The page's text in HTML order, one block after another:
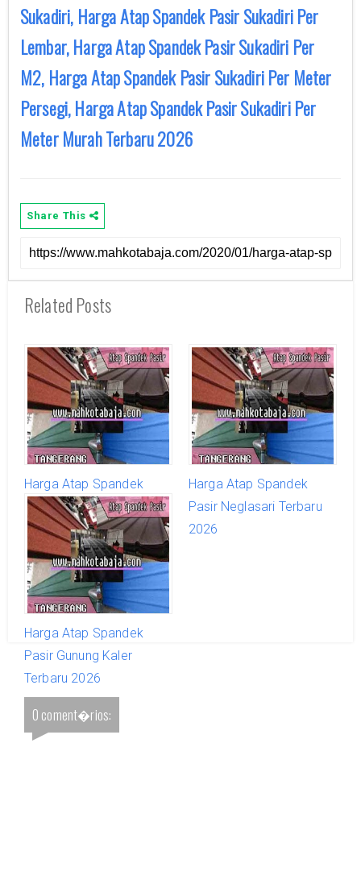
Sukadiri, Harga Atap Spandek Pasir Sukadiri Per
Lembar, Harga Atap Spandek Pasir Sukadiri Per
M2, Harga Atap Spandek Pasir Sukadiri Per Meter
Persegi, Harga Atap Spandek Pasir Sukadiri Per
Meter Murah Terbaru 2026
Share This
Related Posts
Harga Atap Spandek
Pasir Benda Terbaru
2026
Harga Atap Spandek
Pasir Neglasari Terbaru
2026
Harga Atap Spandek
Pasir Gunung Kaler
Terbaru 2026
0 coment�rios: